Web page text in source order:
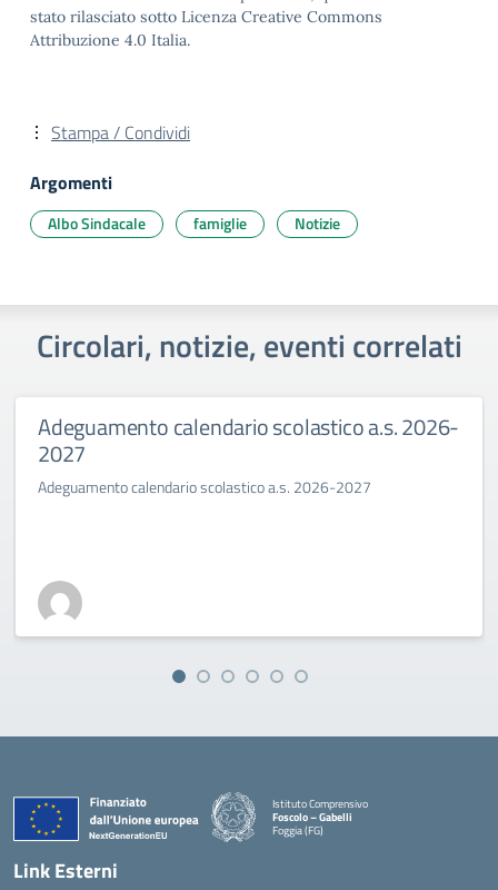
stato rilasciato sotto Licenza Creative Commons
Attribuzione 4.0 Italia.
Stampa / Condividi
Argomenti
Albo Sindacale famiglie Notizie
Circolari, notizie, eventi correlati
Adeguamento calendario scolastico a.s. 2026-
2027
Adeguamento calendario scolastico a.s. 2026-2027
Istituto Comprensivo
Foscolo – Gabelli
Foggia (FG)
— Visita la pagina iniziale della scuola
Link Esterni